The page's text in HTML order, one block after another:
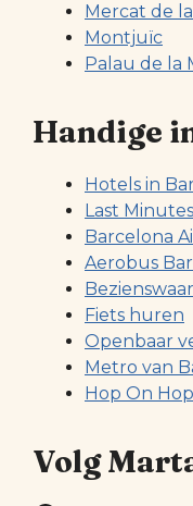
Mercat de
Montjuïc
Palau de la
Handige
Hotels in
Last
Barcelona
Aerobus
Fiets huren
Openbaar
Metro van
Hop On
Volg